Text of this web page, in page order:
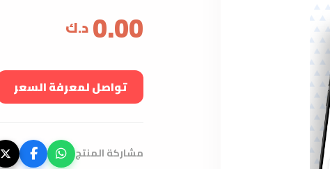
0.00د.ك
تواصل لمعرفة السعر
مشاركة المنتج